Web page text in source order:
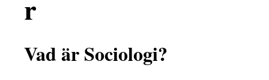
r
Vad är Sociologi?